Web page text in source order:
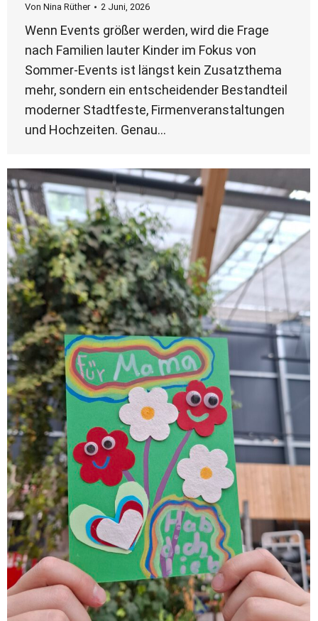
Von Nina Rüther 2 Juni, 2026
Wenn Events größer werden, wird die Frage
nach Familien lauter Kinder im Fokus von
Sommer-Events ist längst kein Zusatzthema
mehr, sondern ein entscheidender Bestandteil
moderner Stadtfeste, Firmenveranstaltungen
und Hochzeiten. Genau…